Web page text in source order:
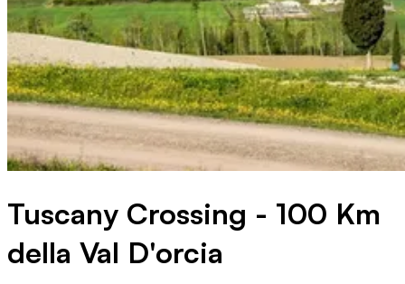
Tuscany Crossing - 100 Km
della Val D'orcia